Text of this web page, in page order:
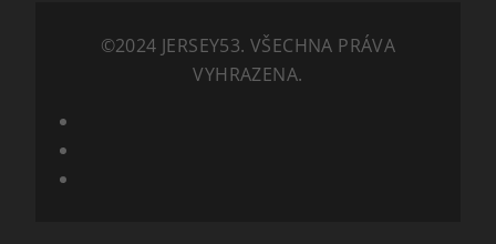
©2024 JERSEY53. VŠECHNA PRÁVA
VYHRAZENA.